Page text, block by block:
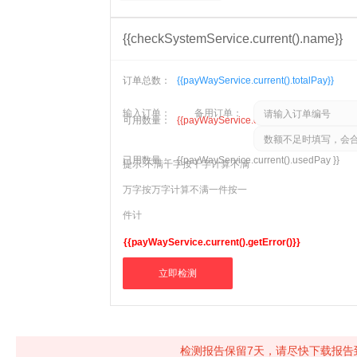
{{checkSystemService.current().name}}
订单总数： {{payWayService.current().totalPay}}
可用数量： {{payWayService.current().restPay }}
已用数量： {{payWayService.current().usedPay }}
输入订单： 备用订单：
提示:不满千字按千字计算不满
万字按万字计算不满一件按一
件计
{{payWayService.current().getError()}}
立即检测
检测报告保留7天，请尽快下载报